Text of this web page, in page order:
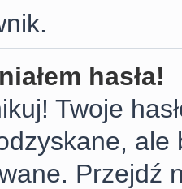
hasła!
Twoje
Przejdź